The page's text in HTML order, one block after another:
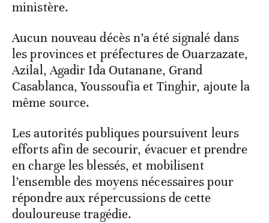
ministère.
Aucun nouveau décès n’a été signalé dans
les provinces et préfectures de Ouarzazate,
Azilal, Agadir Ida Outanane, Grand
Casablanca, Youssoufia et Tinghir, ajoute la
même source.
Les autorités publiques poursuivent leurs
efforts afin de secourir, évacuer et prendre
en charge les blessés, et mobilisent
l’ensemble des moyens nécessaires pour
répondre aux répercussions de cette
douloureuse tragédie.